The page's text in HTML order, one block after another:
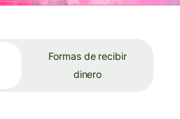
Formas de recibir
dinero